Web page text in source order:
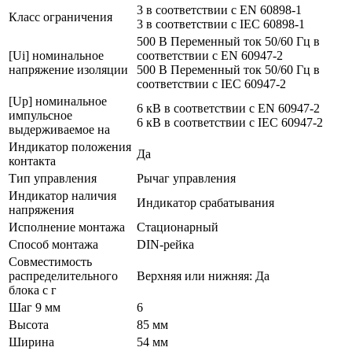
Класс ограничения
3 в соответствии с EN 60898-1
3 в соответствии с IEC 60898-1
[Ui] номинальное
напряжение изоляции
500 В Переменный ток 50/60 Гц в
соответствии с EN 60947-2
500 В Переменный ток 50/60 Гц в
соответствии с IEC 60947-2
[Up] номинальное
импульсное
выдерживаемое на
6 кВ в соответствии с EN 60947-2
6 кВ в соответствии с IEC 60947-2
Индикатор положения
контакта
Да
Тип управления
Рычаг управления
Индикатор наличия
напряжения
Индикатор срабатывания
Исполнение монтажа
Стационарный
Способ монтажа
DIN-рейка
Совместимость
распределительного
блока с г
Верхняя или нижняя: Да
Шаг 9 мм
6
Высота
85 мм
Ширина
54 мм